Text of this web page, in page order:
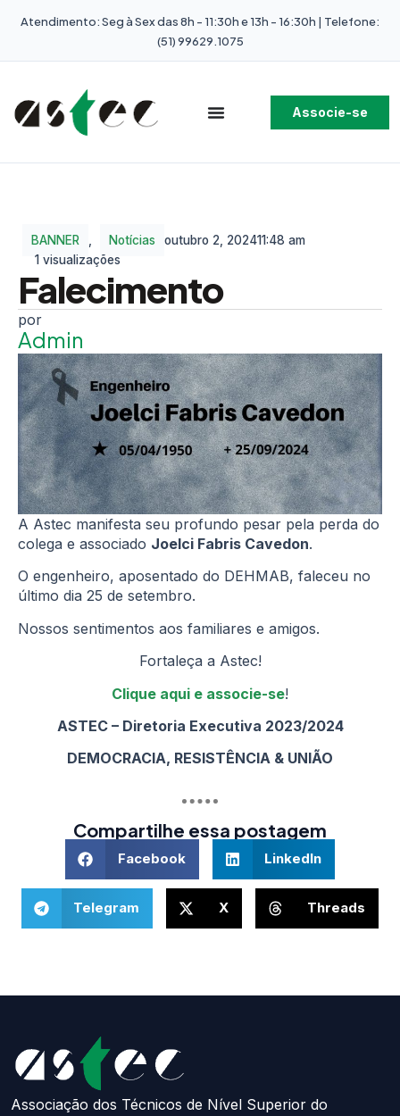
Atendimento: Seg à Sex das 8h - 11:30h e 13h - 16:30h | Telefone:
(51) 99629.1075
Associe-se
BANNER Notícias outubro 2, 202411:48 am
1 visualizações
Falecimento
Admin
A Astec manifesta seu profundo pesar pela perda do
colega e associado Joelci Fabris Cavedon.
O engenheiro, aposentado do DEHMAB, faleceu no
último dia 25 de setembro.
Nossos sentimentos aos familiares e amigos.
Fortaleça a Astec!
Clique aqui e associe-se!
ASTEC – Diretoria Executiva 2023/2024
DEMOCRACIA, RESISTÊNCIA & UNIÃO
Compartilhe essa postagem
Facebook LinkedIn
Telegram X Threads
Associação dos Técnicos de Nível Superior do